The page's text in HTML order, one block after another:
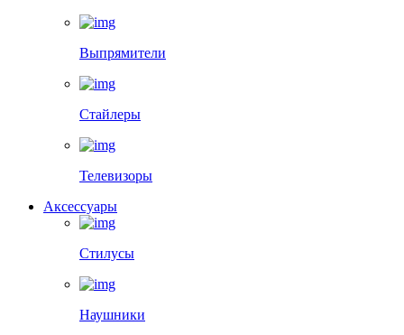
Выпрямители
Стайлеры
Телевизоры
Аксессуары
Стилусы
Наушники